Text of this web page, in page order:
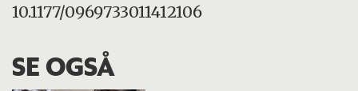
10.1177/0969733011412106
SE OGSÅ